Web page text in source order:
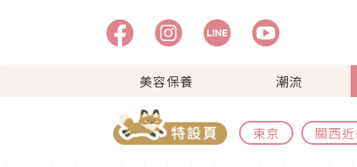
美容保養 潮流
東京 關西